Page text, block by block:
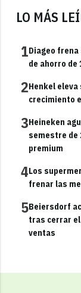
LO MÁS
1Diageo
de ahorro de
2Henkel
crecimiento
3Heineken
semestre de
premium
4Los
frenar las
5Beiersdorf
tras cerrar el
ventas